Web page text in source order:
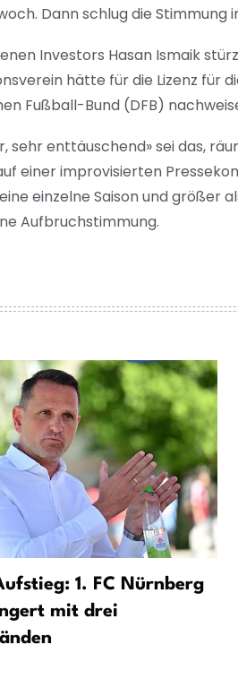
Dann schlug die Stimmung
Investors Hasan Ismaik
hätte für die Lizenz für
Fußball-Bund (DFB)
sehr enttäuschend» sei das,
einer improvisierten
einzelne Saison und größer
Aufbruchstimmung.
1. FC Nürnberg
mit drei